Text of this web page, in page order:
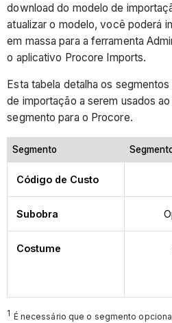
download do modelo de
atualizar o modelo, você poderá
em massa para a ferramenta
o aplicativo Procore Imports.
Esta tabela detalha os
de importação a serem usados
segmento para o Procore.
Segmento
Código de Custo
Subobra
Costume
1 É necessário que o segmento